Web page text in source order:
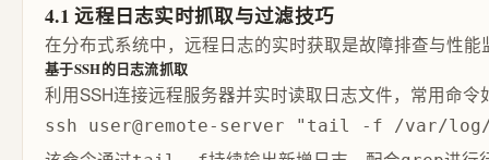
4.1 远程日志实时抓取与过滤技巧
在分布式系统中，远程日志的实时获取是故障排查与性
基于SSH的日志流抓取
利用SSH连接远程服务器并实时读取日志文件，常用命令
ssh user@remote-server "tail -f /var/